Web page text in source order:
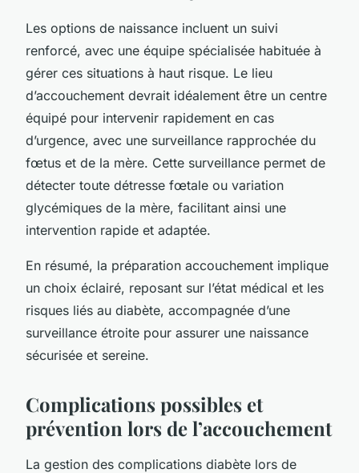
Les options de naissance incluent un suivi
renforcé, avec une équipe spécialisée habituée à
gérer ces situations à haut risque. Le lieu
d’accouchement devrait idéalement être un centre
équipé pour intervenir rapidement en cas
d’urgence, avec une surveillance rapprochée du
fœtus et de la mère. Cette surveillance permet de
détecter toute détresse fœtale ou variation
glycémiques de la mère, facilitant ainsi une
intervention rapide et adaptée.
En résumé, la préparation accouchement implique
un choix éclairé, reposant sur l’état médical et les
risques liés au diabète, accompagnée d’une
surveillance étroite pour assurer une naissance
sécurisée et sereine.
Complications possibles et
prévention lors de l’accouchement
La gestion des complications diabète lors de